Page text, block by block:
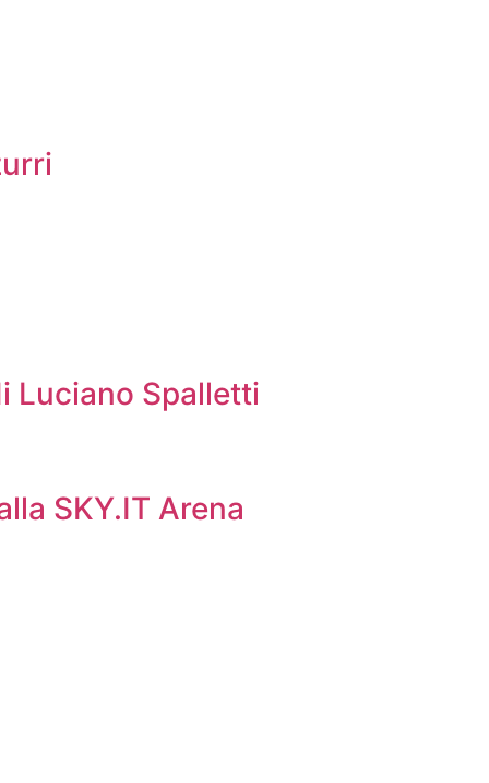
Luciano Spalletti
SKY.IT Arena